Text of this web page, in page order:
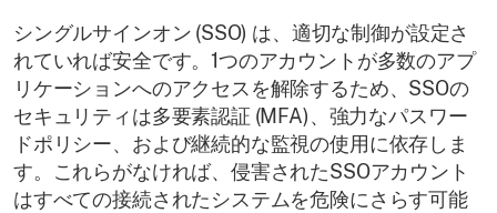
シングルサインオン (SSO) は、適切な制御が設定さ
れていれば安全です。1つのアカウントが多数のアプ
リケーションへのアクセスを解除するため、SSOの
セキュリティは多要素認証 (MFA)、強力なパスワー
ドポリシー、および継続的な監視の使用に依存しま
す。これらがなければ、侵害されたSSOアカウント
はすべての接続されたシステムを危険にさらす可能